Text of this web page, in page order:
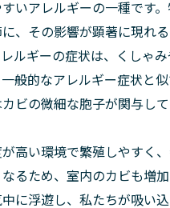
いアレルギーの一種です
、その影響が顕著に現れ
ルギーの症状は、くしゃ
般的なアレルギー症状と
ビの微細な胞子が関与して
高い環境で繁殖しやすく
るため、室内のカビも増
に浮遊し、私たちが吸い